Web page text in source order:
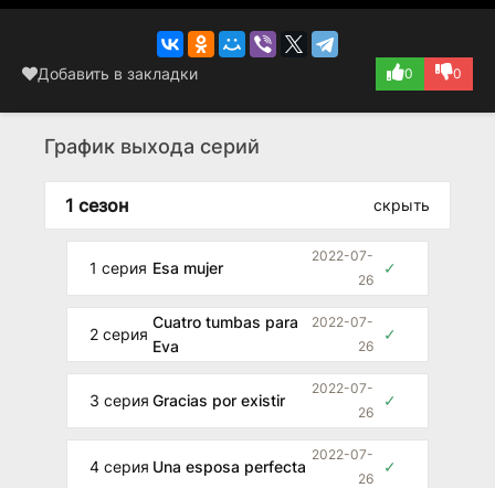
Добавить в закладки 0 0
График выхода серий
1 сезон скрыть
1 серия Esa mujer
2022-07-
26
✓
2 серия
Cuatro tumbas para
Eva
2022-07-
26
✓
3 серия Gracias por existir
2022-07-
26
✓
4 серия Una esposa perfecta
2022-07-
26
✓